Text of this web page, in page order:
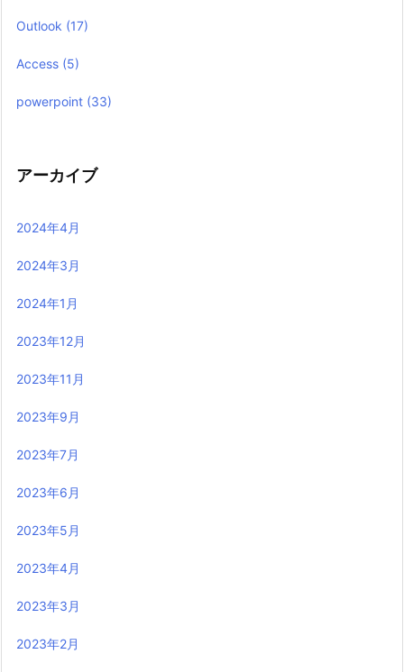
Outlook (17)
Access (5)
powerpoint (33)
アーカイブ
2024年4月
2024年3月
2024年1月
2023年12月
2023年11月
2023年9月
2023年7月
2023年6月
2023年5月
2023年4月
2023年3月
2023年2月